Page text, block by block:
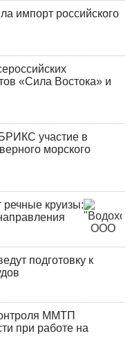
импорт российского
«Сила Востока» и
участие в
морского
круизы:
подготовку к
ММТП
при работе на